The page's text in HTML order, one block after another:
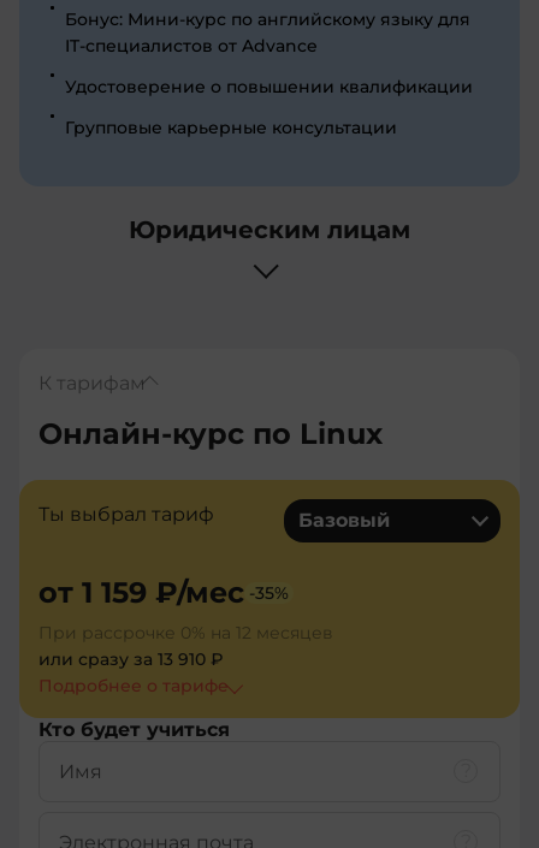
Бонус: Мини-курс по английскому языку для
IT-специалистов от Advance
Удостоверение о повышении квалификации
Групповые карьерные консультации
Юридическим лицам
К тарифам
Онлайн-курс по Linux
Ты выбрал тариф Базовый
от 1 159 ₽/мес -35%
При рассрочке 0% на 12 месяцев
или сразу за 13 910 ₽
Подробнее о тарифe
Кто будет учиться